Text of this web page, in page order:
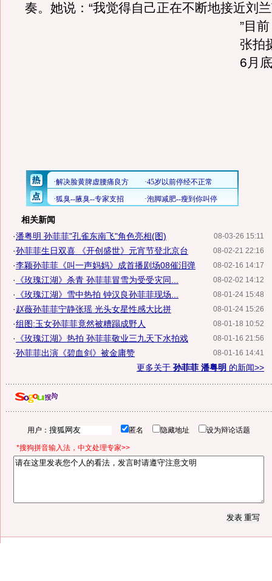
奏。她说：“我觉得自己正在不断地接近刘
”目
张拍
6月
相关新闻
08-03-26 15:11
·潘粤明 孙菲菲"孔雀东南飞"角色亮相(图)
08-02-21 22:16
·孙菲菲生日双喜 《开创盛世》元宵节登北京台
08-02-16 14:17
·李颖孙菲菲《叫一声妈妈》成首播剧场08催泪弹
08-02-02 14:12
· 《玫瑰江湖》杀青 孙菲菲冒雪为受受灾同...
08-01-24 15:48
· 《玫瑰江湖》雪中热拍 钟汉良孙菲菲现场...
08-01-24 15:26
·赵薇孙菲菲宁静张瑶 光头女星性感大比拼
08-01-18 10:52
·组图:玉女孙菲菲竟然被糟蹋成野人
08-01-16 21:56
· 《玫瑰江湖》热拍 孙菲菲敬业三九天下水拍戏
08-01-16 14:41
·孙菲菲出演《碧血剑》被金庸赞
更多关于 孙菲菲 潘粤明 的新闻>>
用户： 匿名 隐藏地址 设为辩论话题
*搜狗拼音输入法，中文处理专家>>